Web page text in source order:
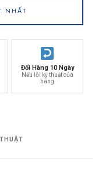
NHẤT
Đổi Hàng 10 Ngày
Nếu lỗi kỹ thuật của
hãng